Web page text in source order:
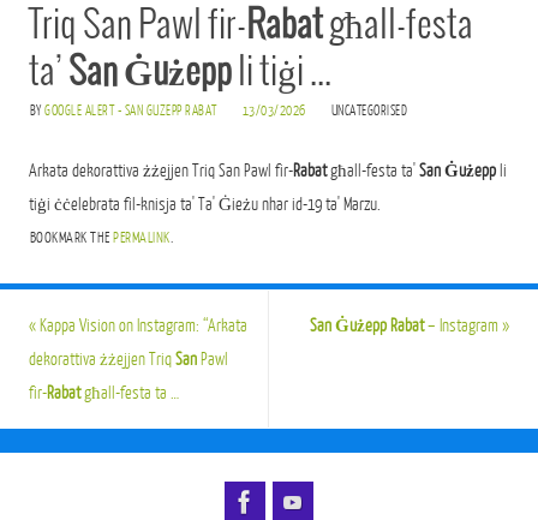
Triq San Pawl fir-Rabatgħall-festa
ta’ San Ġużeppli tiġi …
BYGOOGLE ALERT - SAN GUZEPP RABAT 13/03/2026 UNCATEGORISED
Arkata dekorattiva żżejjen Triq San Pawl fir-Rabatgħall-festa ta'San Ġużeppli
tiġi ċċelebrata fil-knisja ta' Ta' Ġieżu nhar id-19 ta' Marzu.
BOOKMARK THE PERMALINK.
«Kappa Vision on Instagram: “Arkata
dekorattiva żżejjen TriqSanPawl
fir-Rabatgħall-festa ta …
San Ġużepp Rabat– Instagram»